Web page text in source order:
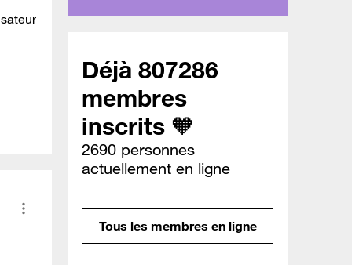
Déjà 807286
membres
inscrits 🧡
2690 personnes
actuellement en ligne
Tous les membres en ligne